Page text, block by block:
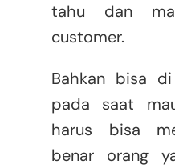
tahu dan
customer.
Bahkan bisa
pada saat
harus bisa
benar orang